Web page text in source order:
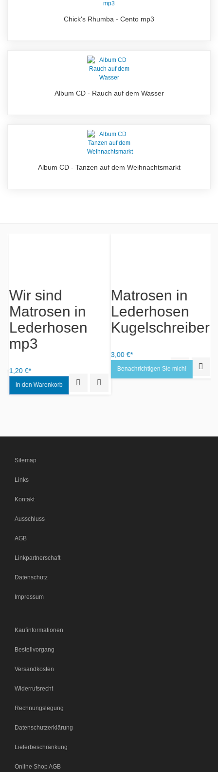
Chick's Rhumba - Cento mp3
Album CD - Rauch auf dem Wasser
Album CD - Tanzen auf dem Weihnachtsmarkt
Quick ViewAdd to Wishlist
Wir sind
Matrosen in
Lederhosen
mp3
1,20 €*
Quick ViewAdd
Matrosen in
Lederhosen
Kugelschreiber
3,00 €*
Benachrichtigen Sie mich!
Sitemap
Links
Kontakt
Ausschluss
AGB
Linkpartnerschaft
Datenschutz
Impressum
Kaufinformationen
Bestellvorgang
Versandkosten
Widerrufsrecht
Rechnungslegung
Datenschutzerklärung
Lieferbeschränkung
Online Shop AGB